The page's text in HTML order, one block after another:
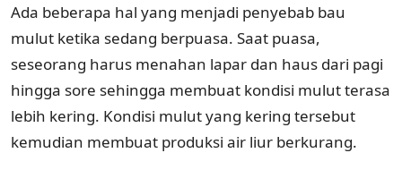
Ada beberapa hal yang menjadi penyebab bau
mulut ketika sedang berpuasa. Saat puasa,
seseorang harus menahan lapar dan haus dari pagi
hingga sore sehingga membuat kondisi mulut terasa
lebih kering. Kondisi mulut yang kering tersebut
kemudian membuat produksi air liur berkurang.